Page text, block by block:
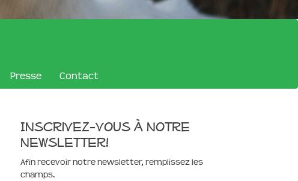
Presse Contact
Inscrivez-vous à notre
newsletter!
Afin recevoir notre newsletter, remplissez les
champs.